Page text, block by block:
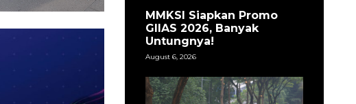
MMKSI Siapkan Promo
GIIAS 2026, Banyak
Untungnya!
August 6, 2026